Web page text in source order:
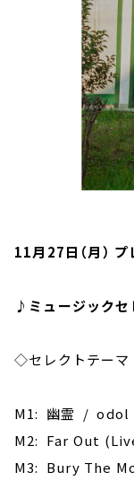
会社情報
11月27日（月）
♪ミュージックセ
◇セレクトテーマ
M1: 幽霊 / odol
M2: Far Out
M3: Bury The